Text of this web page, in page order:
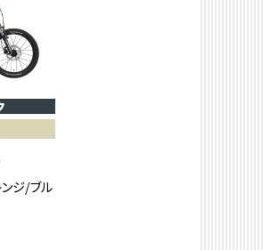
ンジ/ブル